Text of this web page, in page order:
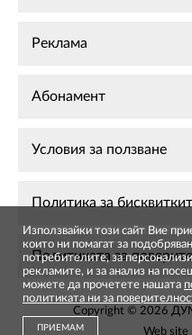
Реклама
Абонамент
Условия за ползване
Политика за
Политиката за
Copyright © 2026
Web site
Използвайки този сайт Вие
които ни помагат за
потребителите, за
рекламите, и за анализ на
можете да прочетете нашата
политиката ни за
ПРИЕМАМ